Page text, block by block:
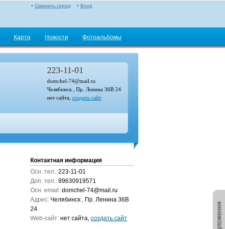
Вход
Сменить город
Карта Новости Фотоальбомы
223-11-01
domchel-74@mail.ru
Челябинск , Пр. Ленина 36В 24
нет сайта, создать сайт
Контактная информация
Осн. тел.: 223-11-01
Доп. тел.: 89630919571
Осн. email: domchel-74@mail.ru
Адрес: Челябинск , Пр. Ленина 36В
24
Web-сайт: нет сайта, создать сайт